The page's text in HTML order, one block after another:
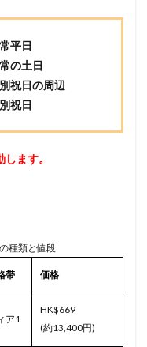
平日
の土日
祝日の周辺
祝日
ます。
種類と値段
帯 価格
ア1
HK$669
(約13,400円)